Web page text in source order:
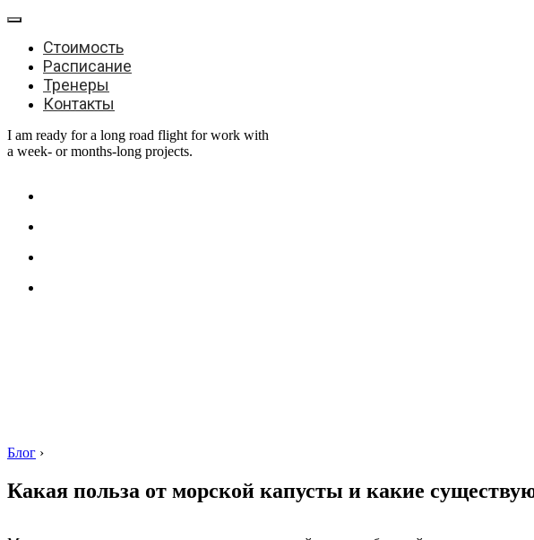
Стоимость
Расписание
Тренеры
Контакты
I am ready for a long road flight for work with
a week- or months-long projects.
Блог ›
Какая польза от морской капусты и какие